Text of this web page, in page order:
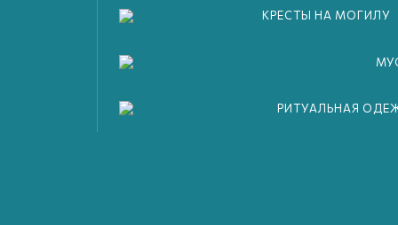
КРЕСТЫ НА МОГИЛУ
РИТУАЛЬНАЯ
ограда становится
на памятнике ветшают.
вы не
могилы долгие годы.